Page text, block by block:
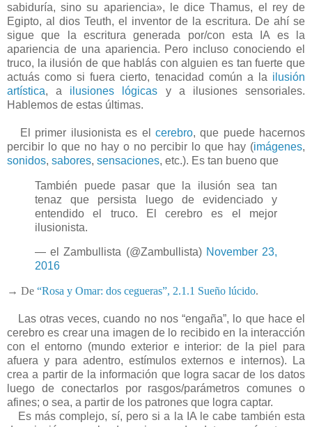
sabiduría, sino su apariencia», le dice Thamus, el rey de
Egipto, al dios Teuth, el inventor de la escritura. De ahí se
sigue que la escritura generada por/con esta IA es la
apariencia de una apariencia. Pero incluso conociendo el
truco, la ilusión de que hablás con alguien es tan fuerte que
actuás como si fuera cierto, tenacidad común a la ilusión
artística, a ilusiones lógicas y a ilusiones sensoriales.
Hablemos de estas últimas.
El primer ilusionista es el cerebro, que puede hacernos
percibir lo que no hay o no percibir lo que hay (imágenes,
sonidos, sabores, sensaciones, etc.). Es tan bueno que
También puede pasar que la ilusión sea tan
tenaz que persista luego de evidenciado y
entendido el truco. El cerebro es el mejor
ilusionista.
— el Zambullista (@Zambullista) November 23,
2016
→ De “Rosa y Omar: dos cegueras”, 2.1.1 Sueño lúcido.
Las otras veces, cuando no nos “engaña”, lo que hace el
cerebro es crear una imagen de lo recibido en la interacción
con el entorno (mundo exterior e interior: de la piel para
afuera y para adentro, estímulos externos e internos). La
crea a partir de la información que logra sacar de los datos
luego de conectarlos por rasgos/parámetros comunes o
afines; o sea, a partir de los patrones que logra captar.
Es más complejo, sí, pero si a la IA le cabe también esta